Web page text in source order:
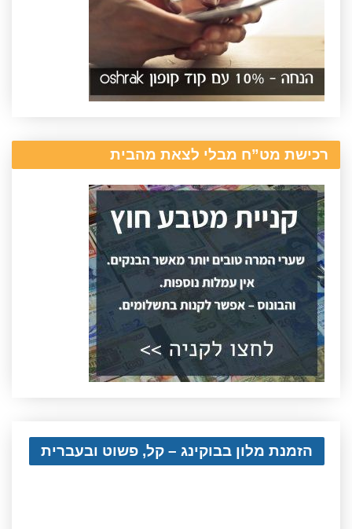
רכישת מט”ח מבלי לצאת מהבית
הזמנת מלון בבוקינג – קל, פשוט ובעברית